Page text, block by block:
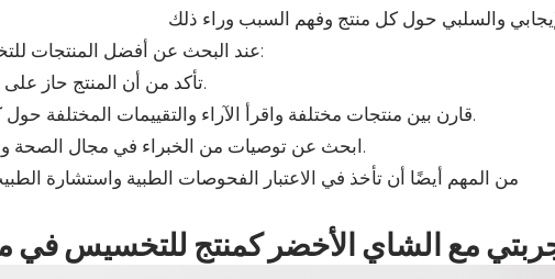
عند البحث عن أفضل المنتجات للتخسيس في مصر، يجب عليك النظر في العوامل التالية:
1. تأكد من أن المنتج حاز على تقييمات عالية من المستخدمين المصريين في البلاد.
2. قارن بين منتجات مختلفة واقرأ الآراء والتقييمات المختلفة حول كل منها لتحديد ما إذا كانت تلبي احتياجاتك المحددة.
3. ابحث عن توصيات من الخبراء في مجال الصحة والتغذية حول المنتجات الموثوقة والفعالة للتخسيس.
من المهم أيضًا أن تأخذ في الاعتبار الفحوصات الطبية واستشارة
مع الشاي الأخضر كمنتج للتخسيس في